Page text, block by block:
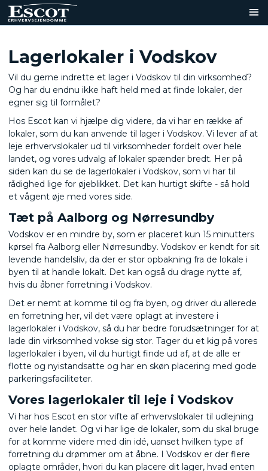
Lagerlokaler i Vodskov
Vil du gerne indrette et lager i Vodskov til din virksomhed?
Og har du endnu ikke haft held med at finde lokaler, der
egner sig til formålet?
Hos Escot kan vi hjælpe dig videre, da vi har en række af
lokaler, som du kan anvende til lager i Vodskov. Vi lever af at
leje erhvervslokaler ud til virksomheder fordelt over hele
landet, og vores udvalg af lokaler spænder bredt. Her på
siden kan du se de lagerlokaler i Vodskov, som vi har til
rådighed lige for øjeblikket. Det kan hurtigt skifte - så hold
et vågent øje med vores side.
Tæt på Aalborg og Nørresundby
Vodskov er en mindre by, som er placeret kun 15 minutters
kørsel fra Aalborg eller Nørresundby. Vodskov er kendt for sit
levende handelsliv, da der er stor opbakning fra de lokale i
byen til at handle lokalt. Det kan også du drage nytte af,
hvis du åbner forretning i Vodskov.
Det er nemt at komme til og fra byen, og driver du allerede
en forretning her, vil det være oplagt at investere i
lagerlokaler i Vodskov, så du har bedre forudsætninger for at
lade din virksomhed vokse sig stor. Tager du et kig på vores
lagerlokaler i byen, vil du hurtigt finde ud af, at de alle er
flotte og nyistandsatte og har en skøn placering med gode
parkeringsfaciliteter.
Vores lagerlokaler til leje i Vodskov
Vi har hos Escot en stor vifte af erhvervslokaler til udlejning
over hele landet. Og vi har lige de lokaler, som du skal bruge
for at komme videre med din idé, uanset hvilken type af
forretning du drømmer om at åbne. I Vodskov er der flere
oplagte områder, hvori du kan placere dit lager, hvad enten